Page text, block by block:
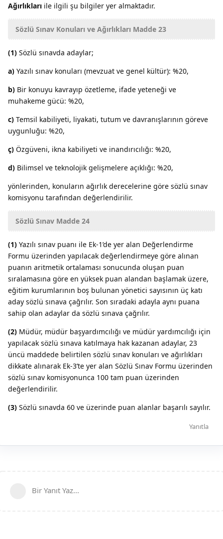
Ağırlıkları ile ilgili şu bilgiler yer almaktadır.
Sözlü Sınav Konuları ve Ağırlıkları Madde 23
(1) Sözlü sınavda adaylar;
a) Yazılı sınav konuları (mevzuat ve genel kültür): %20,
b) Bir konuyu kavrayıp özetleme, ifade yeteneği ve
muhakeme gücü: %20,
c) Temsil kabiliyeti, liyakati, tutum ve davranışlarının göreve
uygunluğu: %20,
ç) Özgüveni, ikna kabiliyeti ve inandırıcılığı: %20,
d) Bilimsel ve teknolojik gelişmelere açıklığı: %20,
yönlerinden, konuların ağırlık derecelerine göre sözlü sınav
komisyonu tarafından değerlendirilir.
Sözlü Sınav Madde 24
(1) Yazılı sınav puanı ile Ek-1’de yer alan Değerlendirme
Formu üzerinden yapılacak değerlendirmeye göre alınan
puanın aritmetik ortalaması sonucunda oluşan puan
sıralamasına göre en yüksek puan alandan başlamak üzere,
eğitim kurumlarının boş bulunan yönetici sayısının üç katı
aday sözlü sınava çağrılır. Son sıradaki adayla aynı puana
sahip olan adaylar da sözlü sınava çağrılır.
(2) Müdür, müdür başyardımcılığı ve müdür yardımcılığı için
yapılacak sözlü sınava katılmaya hak kazanan adaylar, 23
üncü maddede belirtilen sözlü sınav konuları ve ağırlıkları
dikkate alınarak Ek-3’te yer alan Sözlü Sınav Formu üzerinden
sözlü sınav komisyonunca 100 tam puan üzerinden
değerlendirilir.
(3) Sözlü sınavda 60 ve üzerinde puan alanlar başarılı sayılır.
Yanıtla
Bir Yanıt Yaz...